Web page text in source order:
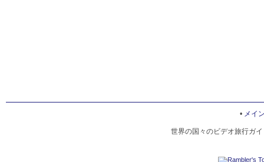
• メイ
世界の国々のビデオ旅行ガ